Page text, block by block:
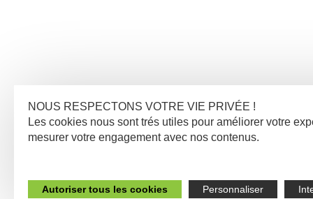
NOUS RESPECTONS VOTRE VIE PRIVÉE !
Les cookies nous sont trés utiles pour améliorer votre
mesurer votre engagement avec nos contenus.
Autoriser tous les cookies Personnaliser